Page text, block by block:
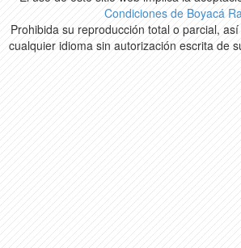
Condiciones de Boyacá
Prohibida su reproducción total o parcial,
cualquier idioma sin autorización escrita de